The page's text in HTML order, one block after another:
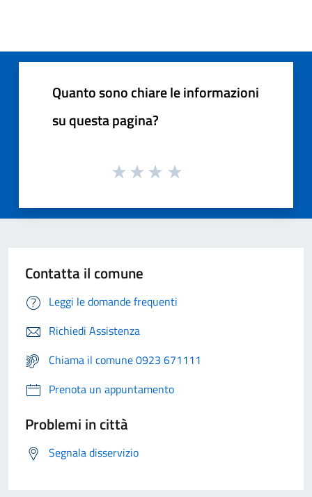
Quanto sono chiare le informazioni
su questa pagina?
Contatta il comune
Leggi le domande frequenti
Richiedi Assistenza
Chiama il comune 0923 671111
Prenota un appuntamento
Problemi in città
Segnala disservizio